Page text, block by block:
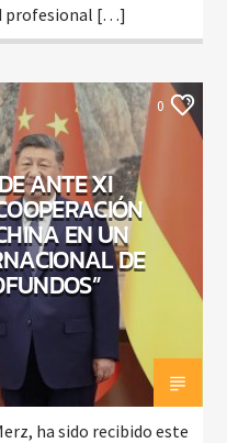
profesional […]
0
ANTE XI
EN UN
DE
ha sido recibido este